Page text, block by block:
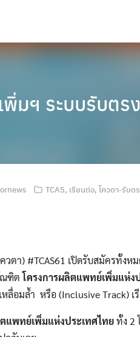
มฯ ระบบรับตร
TCAS, เรียนต่อ, โควตา-รับต
ตา) #TCAS61 เปิดรับสมัครทั้ง
ณฑิต โครงการผลิตแพทย์เพิ่มแห่ง
อมล้ำ หรือ (Inclusive Track) เ
แพทย์เพิ่มแห่งประเทศไทยทั้ง 2